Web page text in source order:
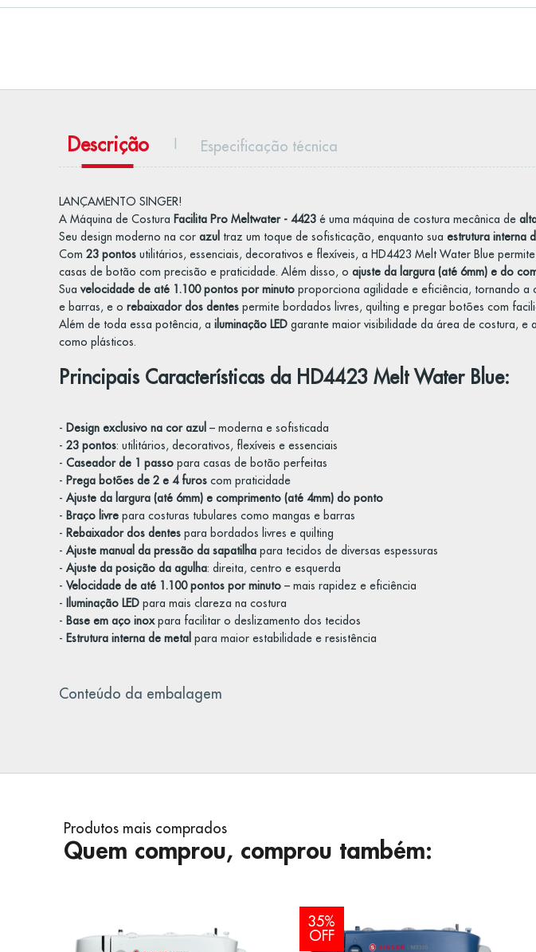
Descrição Especificação técnica
LANÇAMENTO SINGER!
A Máquina de Costura Facilita Pro Meltwater - 4423é uma máquina de costura mecânica de
Seu design moderno na cor azul traz um toque de sofisticação, enquanto sua estrutura interna
Com 23 pontosutilitários, essenciais, decorativos e flexíveis, a HD4423 Melt Water Blue
casas de botão com precisão e praticidade. Além disso, o ajuste da largura (até 6mm) e do
Suavelocidade de até 1.100 pontos por minutoproporciona agilidade e eficiência, tornando a
e barras, e o rebaixador dos dentespermite bordados livres, quilting e pregar botões com
Além de toda essa potência, a iluminação LEDgarante maior visibilidade da área de costura, e a
como plásticos.
Principais Características da HD4423 Melt Water Blue:
- Design exclusivo na cor azul – moderna e sofisticada
- 23 pontos: utilitários, decorativos, flexíveis e essenciais
- Caseador de 1 passopara casas de botão perfeitas
- Prega botões de 2 e 4 furoscom praticidade
- Ajuste da largura (até 6mm) e comprimento (até 4mm) do ponto
- Braço livrepara costuras tubulares como mangas e barras
- Rebaixador dos dentespara bordados livres e quilting
- Ajuste manual da pressão da sapatilhapara tecidos de diversas espessuras
- Ajuste da posição da agulha: direita, centro e esquerda
- Velocidade de até 1.100 pontos por minuto– mais rapidez e eficiência
- Iluminação LEDpara mais clareza na costura
- Base em aço inoxpara facilitar o deslizamento dos tecidos
- Estrutura interna de metal para maior estabilidade e resistência
Conteúdo da embalagem
Produtos mais comprados
Quem comprou, comprou também:
35%
OFF